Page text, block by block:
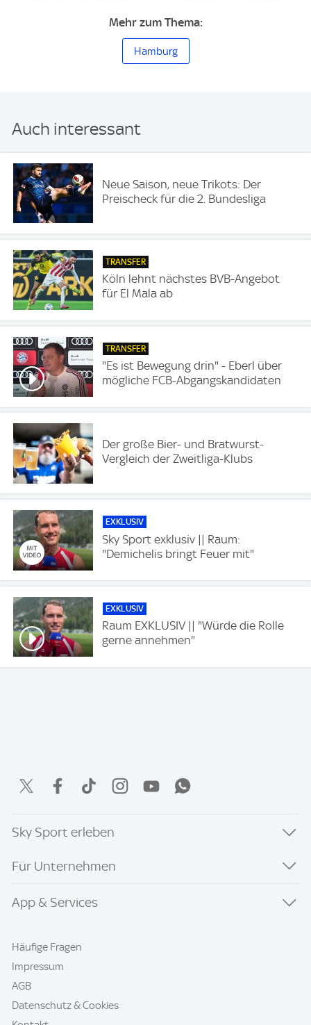
Mehr zum Thema:
Hamburg
Auch interessant
Neue Saison, neue Trikots: Der
Preischeck für die 2. Bundesliga
TRANSFER
Köln lehnt nächstes BVB-Angebot
für El Mala ab
TRANSFER
"Es ist Bewegung drin" - Eberl über
mögliche FCB-Abgangskandidaten
Der große Bier- und Bratwurst-
Vergleich der Zweitliga-Klubs
EXKLUSIV
Sky Sport exklusiv || Raum:
"Demichelis bringt Feuer mit"
EXKLUSIV
Raum EXKLUSIV || "Würde die Rolle
gerne annehmen"
Sky Sport erleben
Für Unternehmen
App & Services
Häufige Fragen
Impressum
AGB
Datenschutz & Cookies